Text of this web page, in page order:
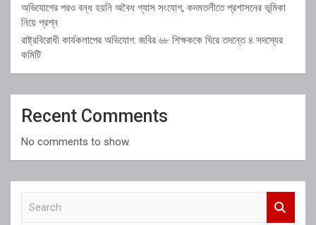
অভিযোগের পরও বন্ধ হয়নি অবৈধ গ্যাস সংযোগ, কদমতলীতে প্রশাসনের ভূমিকা
নিয়ে প্রশ্ন
রাষ্ট্রবিরোধী কার্যকলাপের অভিযোগ: জবির ৬৮ শিক্ষককে ঘিরে তদন্তে ৪ সদস্যের
কমিটি
Recent Comments
No comments to show.